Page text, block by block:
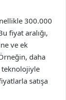
300.000
fiyat aralığı,
ve ek
daha
satışa